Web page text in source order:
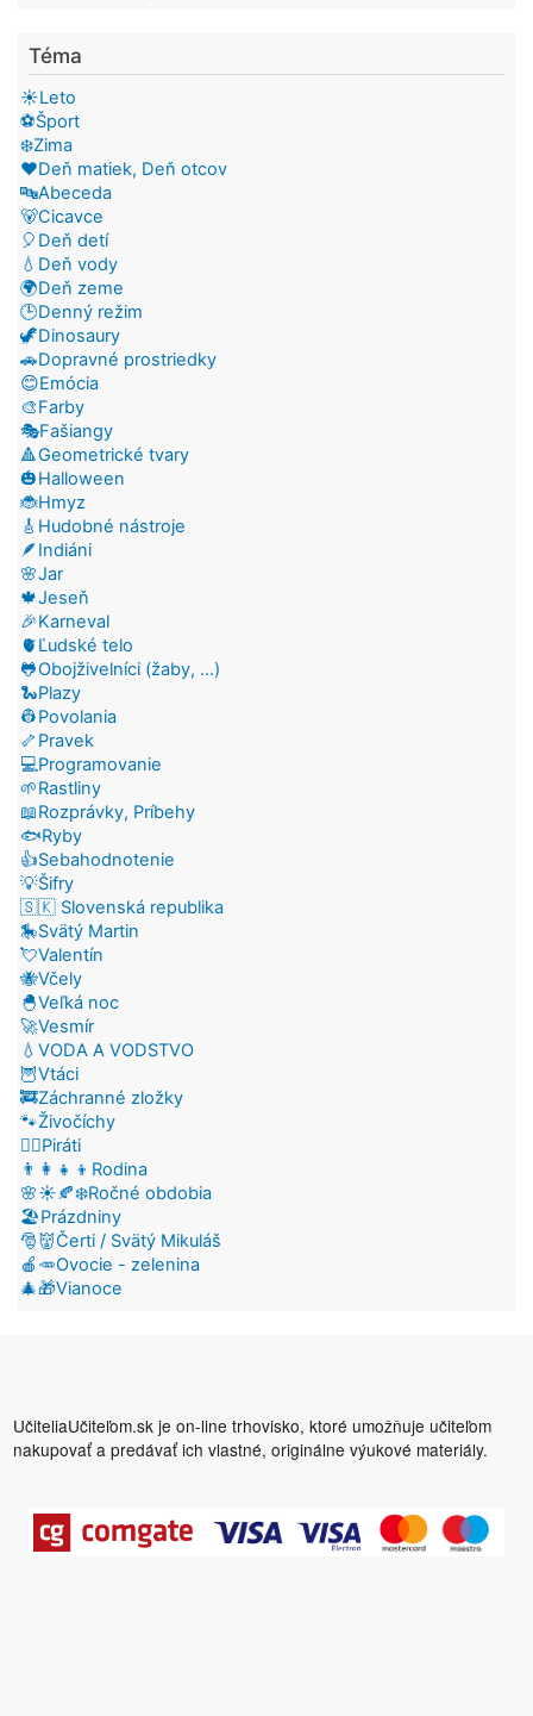
Téma
☀️Leto
⚽Šport
❄️Zima
❤️Deň matiek, Deň otcov
🔤Abeceda
🐻Cicavce
🎈Deň detí
💧Deň vody
🌍Deň zeme
🕒Denný režim
🦖Dinosaury
🚗Dopravné prostriedky
😊Emócia
🎨Farby
🎭Fašiangy
🔺Geometrické tvary
🎃Halloween
🐞Hmyz
🎸Hudobné nástroje
🪶Indiáni
🌸Jar
🍁Jeseň
🎉Karneval
🫀Ľudské telo
🐸Obojživelníci (žaby, ...)
🐍Plazy
👷Povolania
🦴Pravek
💻Programovanie
🌱Rastliny
📖Rozprávky, Príbehy
🐟Ryby
👍Sebahodnotenie
💡Šifry
🇸🇰 Slovenská republika
🎠Svätý Martin
💘Valentín
🐝Včely
🐣Veľká noc
🚀Vesmír
💧VODA A VODSTVO
🦉Vtáci
🚒Záchranné zložky
🐾Živočíchy
🏴‍☠️Piráti
👨‍👩‍👧‍👦Rodina
🌸☀️🍂❄️Ročné obdobia
🏖️Prázdniny
🎅👹Čerti / Svätý Mikuláš
🍎🥕Ovocie - zelenina
🎄🎁Vianoce
UčiteliaUčiteľom.sk je on-line trhovisko, ktoré umožňuje učiteľom
nakupovať a predávať ich vlastné, originálne výukové materiály.